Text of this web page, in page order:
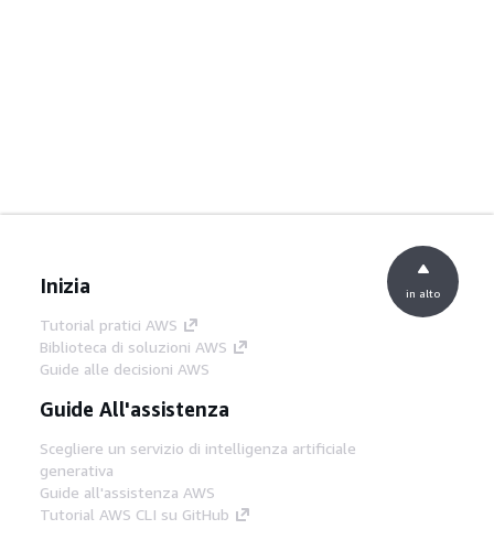
Inizia
Tutorial pratici AWS
Biblioteca di soluzioni AWS
Guide alle decisioni AWS
Guide All'assistenza
Scegliere un servizio di intelligenza artificiale
generativa
Guide all'assistenza AWS
Tutorial AWS CLI su GitHub
in alto